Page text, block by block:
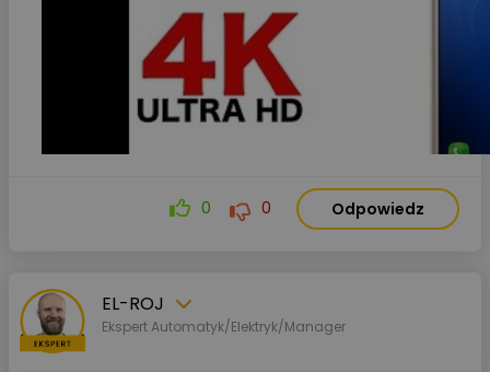
0 0 Odpowiedz
EL-ROJ
Ekspert Automatyk/Elektryk/Manager